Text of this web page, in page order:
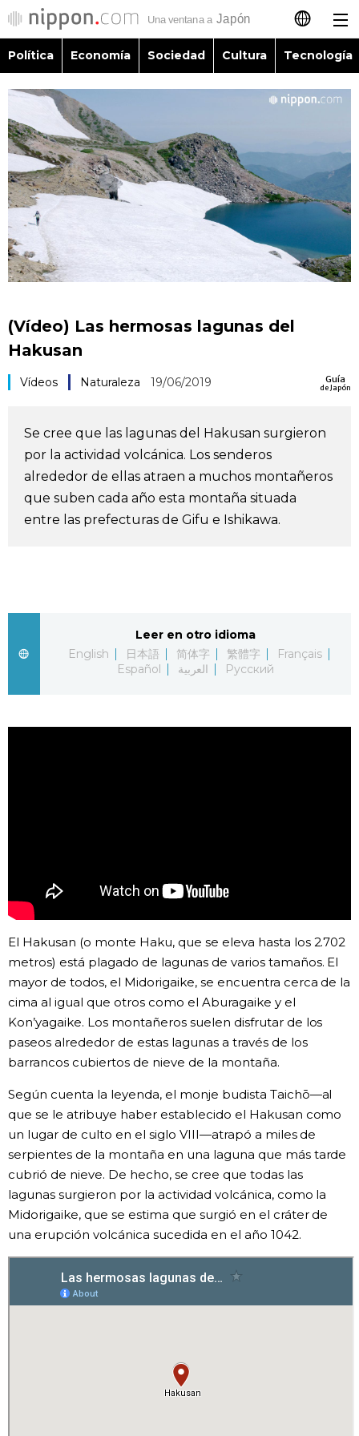
日本語
English
繁體字
Français
العربية
Política
Economía
Sociedad
Tecnología
Vida
Guía de Japón
Vídeos e imágenes
En profundidad
Noticias
Datos de Japón
Avisos
Política Economía Sociedad Cultura Tecnología
(Vídeo) Las hermosas lagunas del
Hakusan
Guía
de Japón
Vídeos Naturaleza 19/06/2019
Se cree que las lagunas del Hakusan surgieron
por la actividad volcánica. Los senderos
alrededor de ellas atraen a muchos montañeros
que suben cada año esta montaña situada
entre las prefecturas de Gifu e Ishikawa.
Leer en otro idioma
English
日本語 简体字 繁體字
Français
Español
العربية Русский
El Hakusan (o monte Haku, que se eleva hasta los 2.702
metros) está plagado de lagunas de varios tamaños. El
mayor de todos, el Midorigaike, se encuentra cerca de la
cima al igual que otros como el Aburagaike y el
Kon’yagaike. Los montañeros suelen disfrutar de los
paseos alrededor de estas lagunas a través de los
barrancos cubiertos de nieve de la montaña.
Según cuenta la leyenda, el monje budista Taichō—al
que se le atribuye haber establecido el Hakusan como
un lugar de culto en el siglo VIII—atrapó a miles de
serpientes de la montaña en una laguna que más tarde
cubrió de nieve. De hecho, se cree que todas las
lagunas surgieron por la actividad volcánica, como la
Midorigaike, que se estima que surgió en el cráter de
una erupción volcánica sucedida en el año 1042.